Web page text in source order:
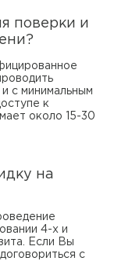
поверки и
с минимальным
к
около 15-30
на
4-х и
Если Вы
с